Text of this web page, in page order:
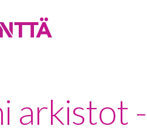
arkistot